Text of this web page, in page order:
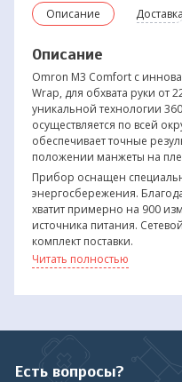
Описание Доставка
Описание
Omron M3 Comfort с
Wrap, для обхвата руки от
уникальной технологии
осуществляется по всей
обеспечивает точные
положении манжеты на
Прибор оснащен
энергосбережения.
хватит примерно на 900
источника питания.
комплект поставки.
Прибор клинически
протоколом Европейского
Читать полностью
Есть вопросы?